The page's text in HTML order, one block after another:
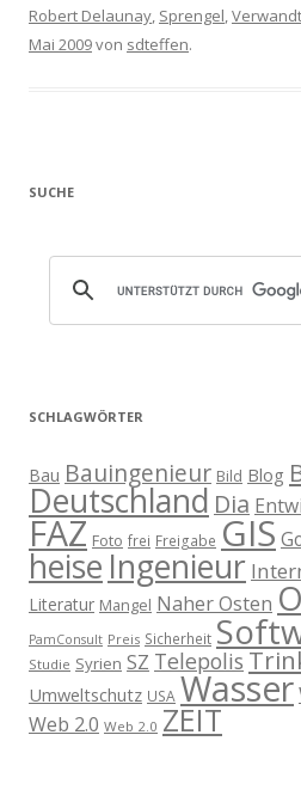
Robert Delaunay, Sprengel,
Mai 2009von sdteffen.
SUCHE
SCHLAGWÖRTER
Bau Bauingenieur Bild Blog
Deutschland Dia
FAZ Foto frei Freigabe GIS
heise Ingenieur
Literatur Mangel Naher Osten
PamConsult Preis Sicherheit
Studie Syrien SZ Telepolis
Umweltschutz USA Wasser
Web 2.0 Web 2.0 ZEIT